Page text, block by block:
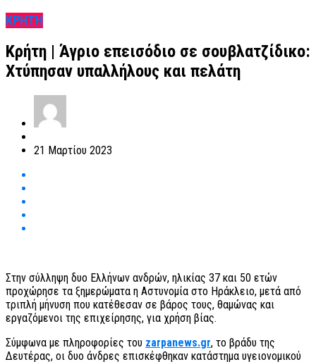
ΚΡΗΤΗ
Κρήτη | Άγριο επεισόδιο σε σουβλατζίδικο:
Χτύπησαν υπαλλήλους και πελάτη
21 Μαρτίου 2023
Στην σύλληψη δυο Ελλήνων ανδρών, ηλικίας 37 και 50 ετών
προχώρησε τα ξημερώματα η Αστυνομία στο Ηράκλειο, μετά από
τριπλή μήνυση που κατέθεσαν σε βάρος τους, θαμώνας και
εργαζόμενοι της επιχείρησης, για χρήση βίας.
Σύμφωνα με πληροφορίες του zarpanews.gr, το βράδυ της
Δευτέρας, οι δυο άνδρες επισκέφθηκαν κατάστημα υγειονομικού